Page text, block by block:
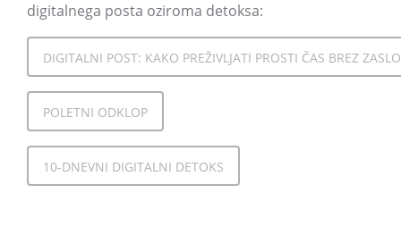
digitalnega posta oziroma detoksa:
DIGITALNI POST: KAKO PREŽIVLJATI PROSTI ČAS BREZ
POLETNI ODKLOP
10-DNEVNI DIGITALNI DETOKS